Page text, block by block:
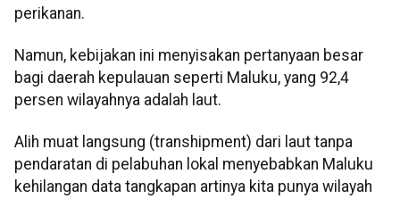
perikanan.
Namun, kebijakan ini menyisakan pertanyaan besar
bagi daerah kepulauan seperti Maluku, yang 92,4
persen wilayahnya adalah laut.
Alih muat langsung (transhipment) dari laut tanpa
pendaratan di pelabuhan lokal menyebabkan Maluku
kehilangan data tangkapan artinya kita punya wilayah